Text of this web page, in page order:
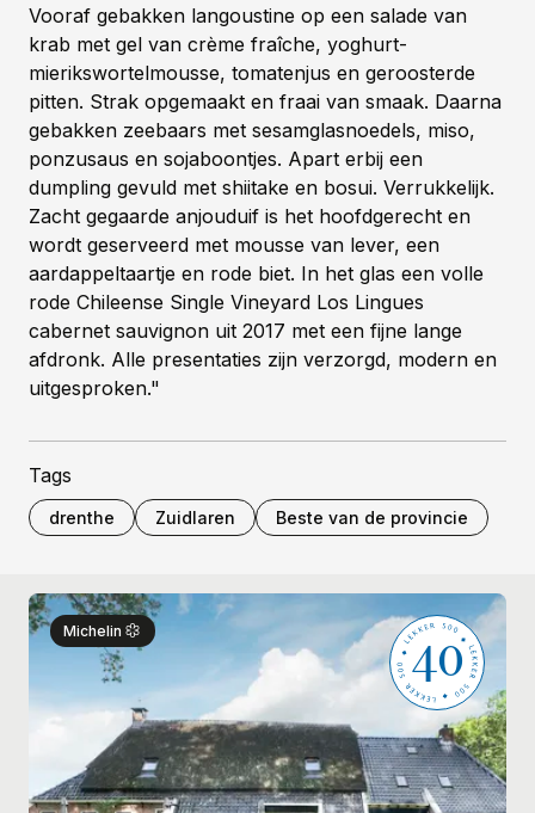
Vooraf gebakken langoustine op een salade van
krab met gel van crème fraîche, yoghurt-
mierikswortelmousse, tomatenjus en geroosterde
pitten. Strak opgemaakt en fraai van smaak. Daarna
gebakken zeebaars met sesamglasnoedels, miso,
ponzusaus en sojaboontjes. Apart erbij een
dumpling gevuld met shiitake en bosui. Verrukkelijk.
Zacht gegaarde anjouduif is het hoofdgerecht en
wordt geserveerd met mousse van lever, een
aardappeltaartje en rode biet. In het glas een volle
rode Chileense Single Vineyard Los Lingues
cabernet sauvignon uit 2017 met een fijne lange
afdronk. Alle presentaties zijn verzorgd, modern en
uitgesproken."
Tags
drenthe Zuidlaren Beste van de provincie
40
Michelin